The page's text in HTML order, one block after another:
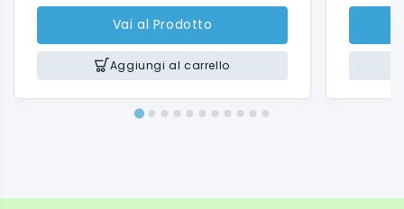
Vai al Prodotto
Aggiungi al carrello